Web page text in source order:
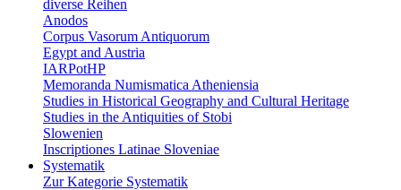
diverse Reihen
Anodos
Corpus Vasorum Antiquorum
Egypt and Austria
IARPotHP
Memoranda Numismatica Atheniensia
Studies in Historical Geography and Cultural Heritage
Studies in the Antiquities of Stobi
Slowenien
Inscriptiones Latinae Sloveniae
Systematik
Zur Kategorie Systematik